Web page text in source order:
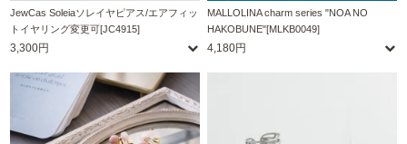
JewCas Soleiaソレイヤピアス/エアフィッ
トイヤリング変更可[JC4915]
3,300円
MALLOLINA charm series "NOA NO
HAKOBUNE"[MLKB0049]
4,180円